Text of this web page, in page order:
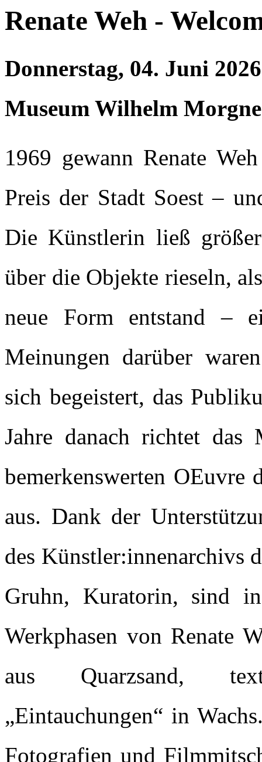
Renate Weh -
Donnerstag, 04. Juni
Museum Wilhelm
1969 gewann Renate
Preis der Stadt Soest –
Die Künstlerin ließ
über die Objekte rieseln,
neue Form entstand –
Meinungen darüber
sich begeistert, das
Jahre danach richtet das
bemerkenswerten OEuvre
aus. Dank der
des Künstler:innenarchivs
Gruhn, Kuratorin, sind
Werkphasen von Renate
aus Quarzsand,
„Eintauchungen“ in
Fotografien und